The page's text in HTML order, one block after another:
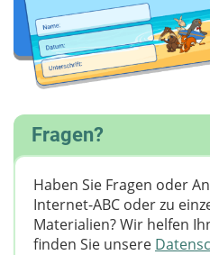
Fragen?
Haben Sie Fragen oder
Internet-ABC oder zu
Materialien? Wir helfen
finden Sie unsere